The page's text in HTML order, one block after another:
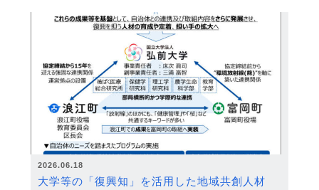
2026.06.18
大学等の「復興知」を活用した地域共創人材